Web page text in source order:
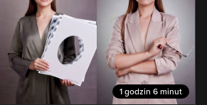
1 godzin 6 minut